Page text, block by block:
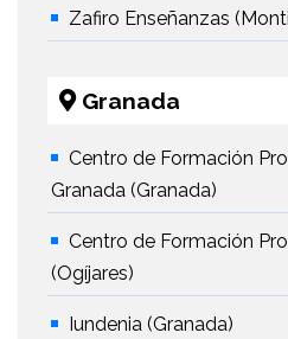
Zafiro Enseñanzas
Granada
Centro de Formación
Granada (Granada)
Centro de Formación
(Ogíjares)
Iundenia (Granada)